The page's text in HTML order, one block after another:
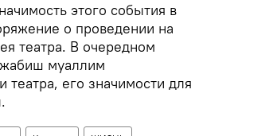
этого события в
о проведении на
театра. В очередном
муаллим
театра, его значимости для